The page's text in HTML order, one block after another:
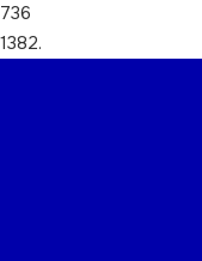
736
1382.